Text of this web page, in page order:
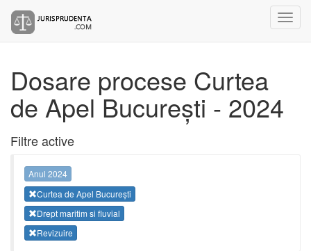
Dosare procese Curtea
de Apel București - 2024
Filtre active
Anul 2024
Curtea de Apel București
Drept maritim si fluvial
Revizuire